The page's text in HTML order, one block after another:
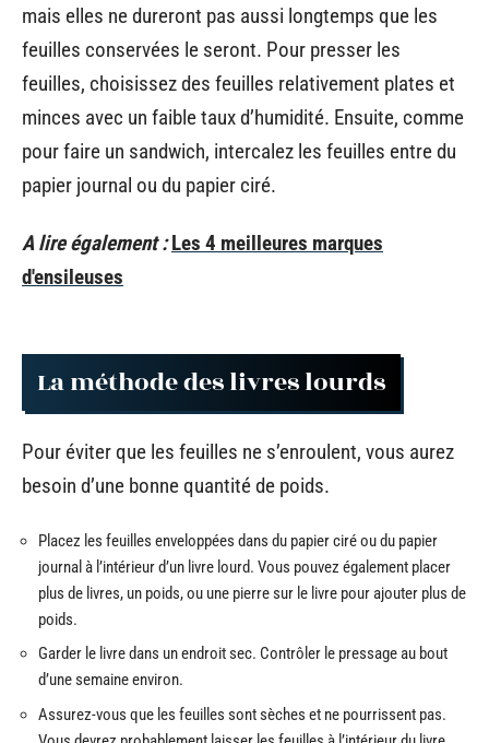
mais elles ne dureront pas aussi longtemps que les
feuilles conservées le seront. Pour presser les
feuilles, choisissez des feuilles relativement plates et
minces avec un faible taux d’humidité. Ensuite, comme
pour faire un sandwich, intercalez les feuilles entre du
papier journal ou du papier ciré.
A lire également : Les 4 meilleures marques
d'ensileuses
La méthode des livres lourds
Pour éviter que les feuilles ne s’enroulent, vous aurez
besoin d’une bonne quantité de poids.
Placez les feuilles enveloppées dans du papier ciré ou du papier
journal à l’intérieur d’un livre lourd. Vous pouvez également placer
plus de livres, un poids, ou une pierre sur le livre pour ajouter plus de
poids.
Garder le livre dans un endroit sec. Contrôler le pressage au bout
d’une semaine environ.
Assurez-vous que les feuilles sont sèches et ne pourrissent pas.